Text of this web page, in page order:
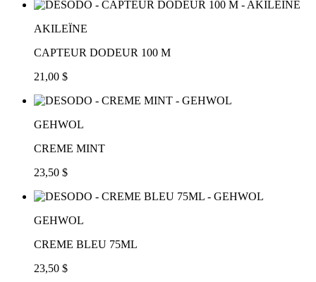
AKILEÏNE
CAPTEUR DODEUR 100 M
21,00 $
GEHWOL
CREME MINT
23,50 $
GEHWOL
CREME BLEU 75ML
23,50 $